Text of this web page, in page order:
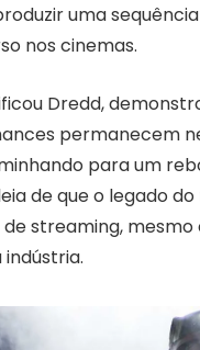
uma
nos cinemas.
Dredd,
permanecem
para um
de que o legado
streaming,